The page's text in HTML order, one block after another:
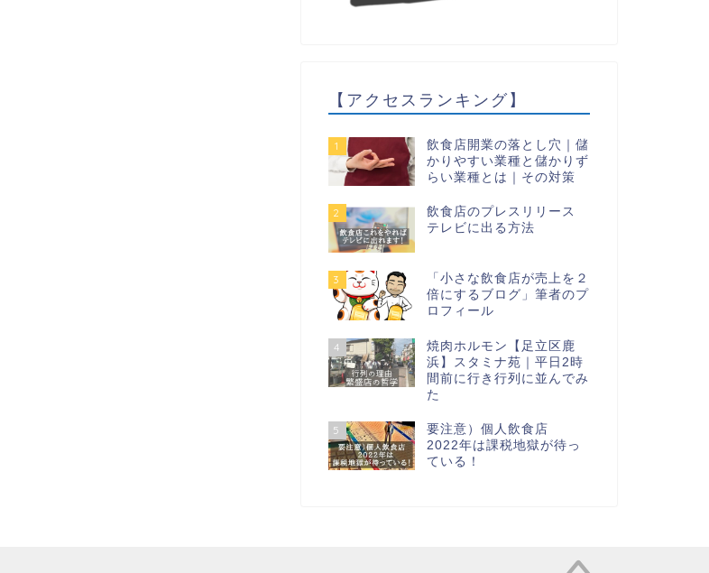
【アクセスランキング】
1
飲食店開業の落とし穴｜儲
かりやすい業種と儲かりず
らい業種とは｜その対策
2
飲食店のプレスリリース
テレビに出る方法
3
「小さな飲食店が売上を２
倍にするブログ」筆者のプ
ロフィール
4
焼肉ホルモン【足立区鹿
浜】スタミナ苑｜平日2時
間前に行き行列に並んでみ
た
5
要注意）個人飲食店
2022年は課税地獄が待っ
ている！